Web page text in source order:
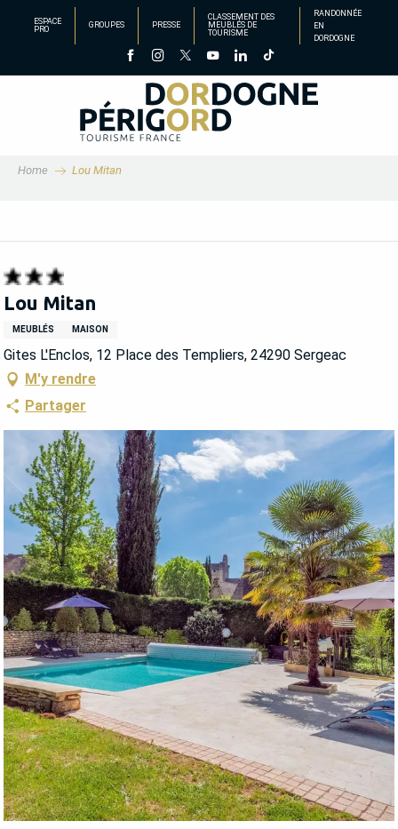
principal
ESPACE
PRO
GROUPES PRESSE
CLASSEMENT DES
MEUBLÉS DE
TOURISME
RANDONNÉE
EN
DORDOGNE
Home Lou Mitan
Lou Mitan
MEUBLÉS MAISON
Gites L'Enclos, 12 Place des Templiers, 24290 Sergeac
M'y rendre
Partager